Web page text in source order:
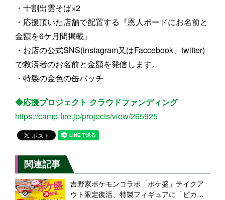
・十割出雲そば×2
・応援頂いた店舗で配置する『恩人ボードにお名前と
金額を6ケ月間掲載』
・お店の公式SNS(instagram又はFaccebook、twitter)
で救済者のお名前と金額を発信します。
・特製の金色の缶バッチ
◆応援プロジェクト クラウドファンディング
https://camp-fire.jp/projects/view/265925
関連記事
吉野家ポケモンコラボ「ポケ盛」テイクア
ウト限定復活、特製フィギュアに「ピカチ